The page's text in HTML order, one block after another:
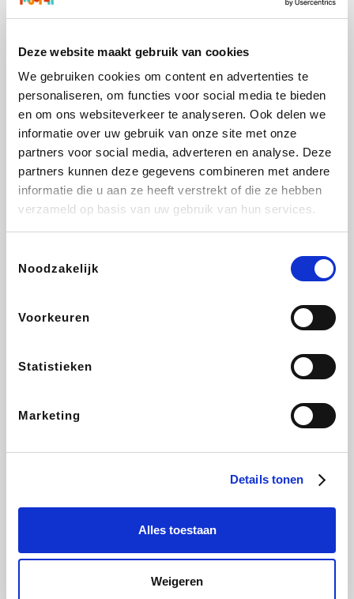
Deze website maakt gebruik van cookies
We gebruiken cookies om content en advertenties te
personaliseren, om functies voor social media te bieden
en om ons websiteverkeer te analyseren. Ook delen we
informatie over uw gebruik van onze site met onze
partners voor social media, adverteren en analyse. Deze
partners kunnen deze gegevens combineren met andere
informatie die u aan ze heeft verstrekt of die ze hebben
verzameld op basis van uw gebruik van hun services.
Noodzakelijk
Voorkeuren
Statistieken
Marketing
Details tonen
Alles toestaan
Weigeren
Weekendesk Sarenza Schiesser Interhome
Lufthansa
CheapTickets.be DeubaXXL
Samsung Delonghi Tennis Point My Jewellery